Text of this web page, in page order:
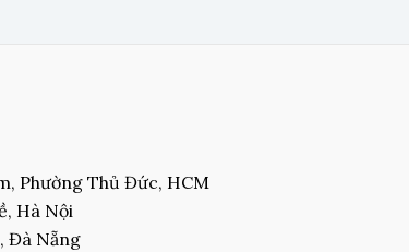
Phường Thủ Đức, HCM
Hà Nội
Đà Nẵng